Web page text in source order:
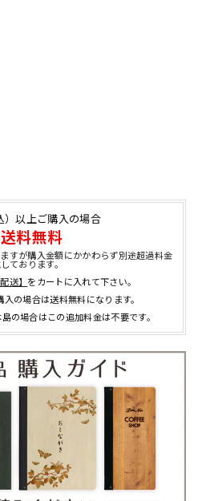
）以上ご購入の場合
送料無料
すが購入金額にかかわらず別途超過料金
ております。
送】 をカートに入れて下さい。
の場合は送料無料になります。
の場合はこの追加料金は不要です。